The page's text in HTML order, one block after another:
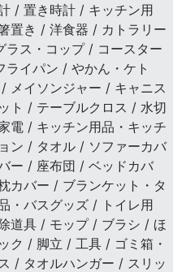
/ 置き時計 / キッチン用
置き / 洋食器 / カトラリー
ス・コップ / コースター
イパン / やかん・ケト
メイソンジャー / キャニス
ト / テーブルクロス / 水切
電 / キッチン用品・キッチ
ン / タオル / ソファーカバ
ー / 座布団 / ベッドカバ
カバー / ブランケット・タ
・バスグッズ / トイレ用
道具 / モップ / ブラシ / ほ
ク / 脚立 / 工具 / ゴミ箱・
/ タオルハンガー / スリッ